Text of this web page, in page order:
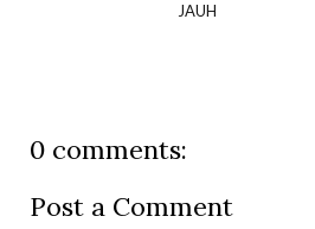
JAUH
0 comments:
Post a Comment